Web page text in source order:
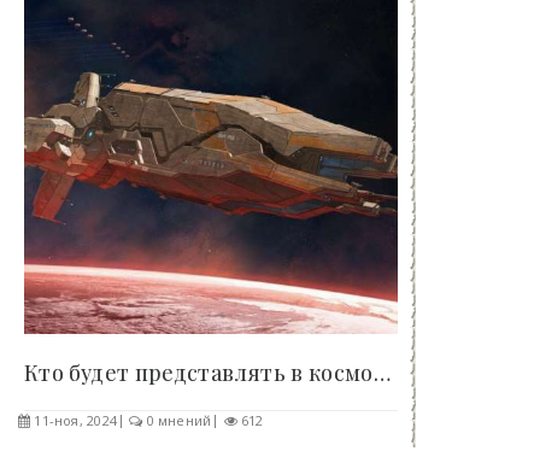
Кто будет представлять в космосе человечество,..
11-ноя, 2024 0 мнений 612